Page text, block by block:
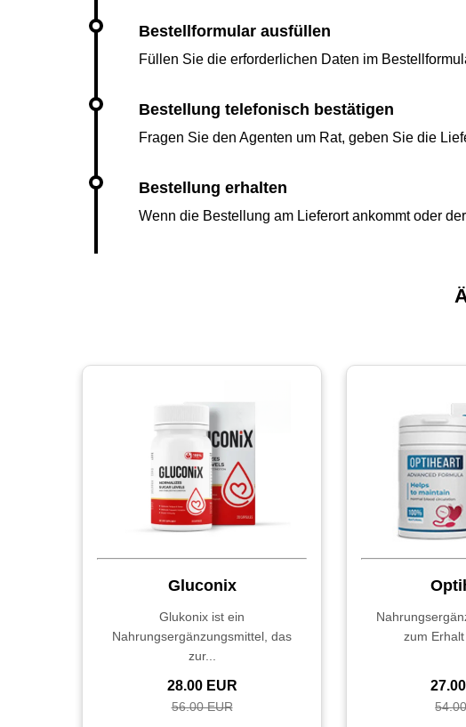
Füllen Sie die erforderlichen Daten im
Fragen Sie den Agenten um Rat, geben Sie die
Wenn die Bestellung am Lieferort ankommt oder
Gluconix
Glukonix ist ein
Nahrungsergänzungsmittel, das
zur...
28.00 EUR
56.00 EUR
zum Erhalt